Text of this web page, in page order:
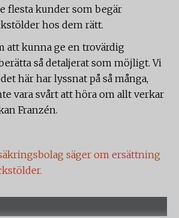
flesta kunder som begär
hos dem rätt.
att kunna ge en trovärdig
så detaljerat som möjligt. Vi
här har lyssnat på så många,
vara svårt att höra om allt verkar
Franzén.
säger om ersättning